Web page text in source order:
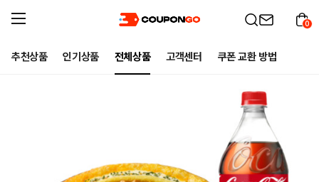
추천상품 인기상품 전체상품 고객센터 쿠폰 교환 방법
0